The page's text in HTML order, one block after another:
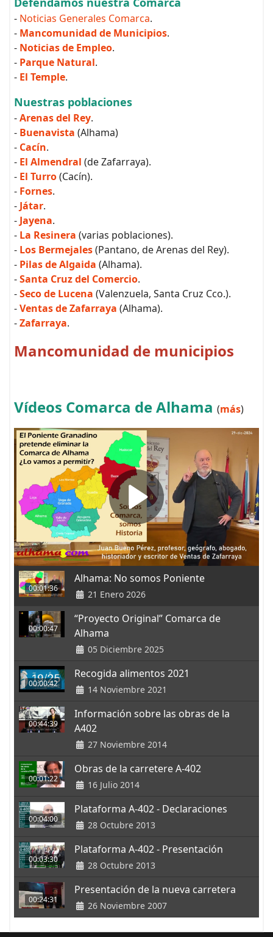
- Noticias Generales Comarca.
- Mancomunidad de Municipios.
- Noticias de Empleo.
- Parque Natural.
- El Temple.
Nuestras poblaciones
-Arenas del Rey.
- Buenavista (Alhama)
- Cacín.
- El Almendral (de Zafarraya).
- El Turro(Cacín).
- Fornes.
- Játar.
- Jayena.
- La Resinera (varias poblaciones).
- Los Bermejales(Pantano, de Arenas del Rey).
- Pilas de Algaida (Alhama).
-Santa Cruz del Comercio.
-Seco de Lucena (Valenzuela, Santa Cruz Cco.).
-Ventas de Zafarraya (Alhama).
-Zafarraya.
Mancomunidad de municipios
Vídeos Comarca de Alhama (más)
00:01:36
Alhama: No somos Poniente
21 Enero 2026
00:00:47
“Proyecto Original” Comarca de
Alhama
05 Diciembre 2025
00:00:42
Recogida alimentos 2021
14 Noviembre 2021
00:44:39
Información sobre las obras de la
A402
27 Noviembre 2014
00:01:22
Obras de la carretere A-402
16 Julio 2014
00:04:00
Plataforma A-402 - Declaraciones
28 Octubre 2013
00:03:30
Plataforma A-402 - Presentación
28 Octubre 2013
00:24:31
Presentación de la nueva carretera
26 Noviembre 2007